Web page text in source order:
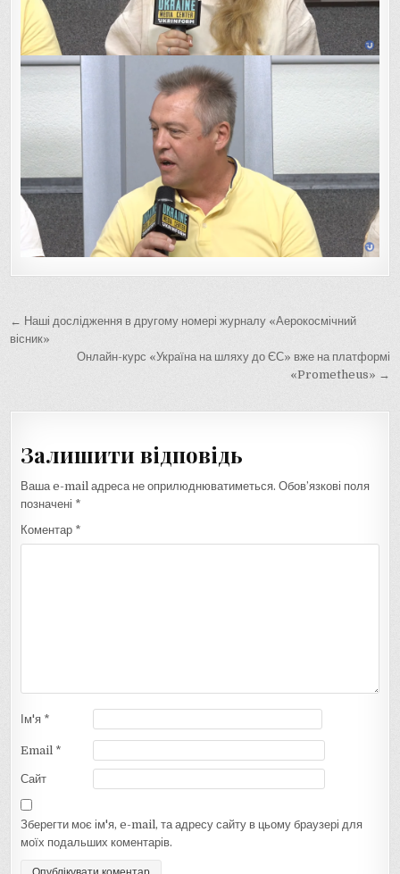
Навігація
записів
← Наші дослідження в другому номері журналу «Аерокосмічний
вісник»
Онлайн-курс «Україна на шляху до ЄС» вже на платформі
«Prometheus» →
Залишити відповідь
Ваша e-mail адреса не оприлюднюватиметься. Обов’язкові поля
позначені *
Коментар *
Ім'я *
Email *
Сайт
Зберегти моє ім'я, e-mail, та адресу сайту в цьому браузері для
моїх подальших коментарів.